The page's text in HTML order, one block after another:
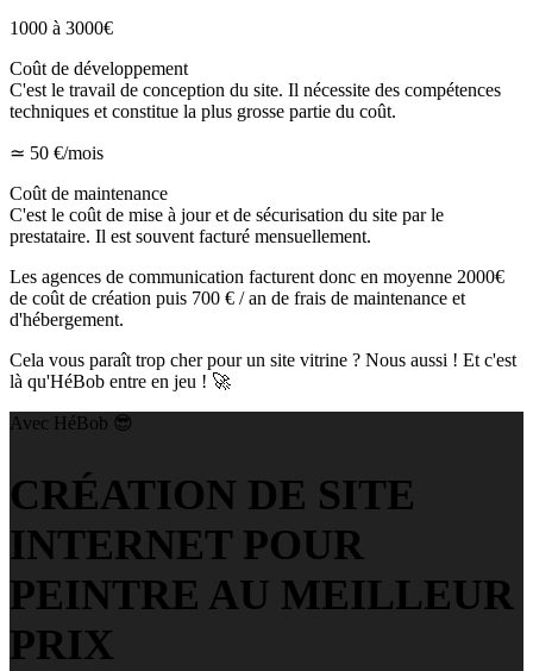
1000 à 3000€
Coût de développement
C'est le travail de conception du site. Il nécessite des compétences
techniques et constitue la plus grosse partie du coût.
≃ 50 €/mois
Coût de maintenance
C'est le coût de mise à jour et de sécurisation du site par le
prestataire. Il est souvent facturé mensuellement.
Les agences de communication facturent donc en moyenne 2000€
de coût de création puis 700 € / an de frais de maintenance et
d'hébergement.
Cela vous paraît trop cher pour un site vitrine ? Nous aussi ! Et c'est
là qu'HéBob entre en jeu ! 🚀
Avec HéBob 😎
CRÉATION DE SITE
INTERNET POUR
PEINTRE AU MEILLEUR
PRIX